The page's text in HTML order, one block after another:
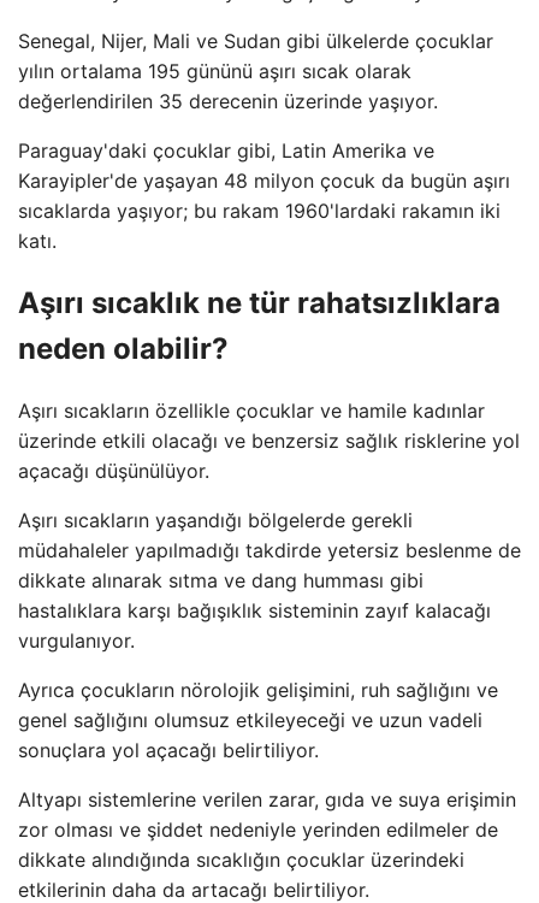
Senegal, Nijer, Mali ve Sudan gibi ülkelerde çocuklar
yılın ortalama 195 gününü aşırı sıcak olarak
değerlendirilen 35 derecenin üzerinde yaşıyor.
Paraguay'daki çocuklar gibi, Latin Amerika ve
Karayipler'de yaşayan 48 milyon çocuk da bugün aşırı
sıcaklarda yaşıyor; bu rakam 1960'lardaki rakamın iki
katı.
Aşırı sıcaklık ne tür rahatsızlıklara
neden olabilir?
Aşırı sıcakların özellikle çocuklar ve hamile kadınlar
üzerinde etkili olacağı ve benzersiz sağlık risklerine yol
açacağı düşünülüyor.
Aşırı sıcakların yaşandığı bölgelerde gerekli
müdahaleler yapılmadığı takdirde yetersiz beslenme de
dikkate alınarak sıtma ve dang humması gibi
hastalıklara karşı bağışıklık sisteminin zayıf kalacağı
vurgulanıyor.
Ayrıca çocukların nörolojik gelişimini, ruh sağlığını ve
genel sağlığını olumsuz etkileyeceği ve uzun vadeli
sonuçlara yol açacağı belirtiliyor.
Altyapı sistemlerine verilen zarar, gıda ve suya erişimin
zor olması ve şiddet nedeniyle yerinden edilmeler de
dikkate alındığında sıcaklığın çocuklar üzerindeki
etkilerinin daha da artacağı belirtiliyor.